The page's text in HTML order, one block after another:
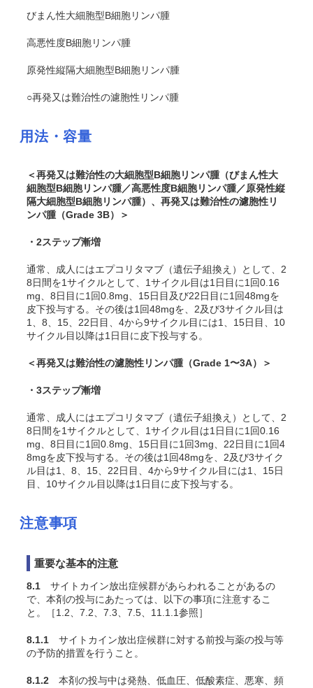
びまん性大細胞型B細胞リンパ腫
高悪性度B細胞リンパ腫
原発性縦隔大細胞型B細胞リンパ腫
○再発又は難治性の濾胞性リンパ腫
用法・容量
＜再発又は難治性の大細胞型B細胞リンパ腫（びまん性大
細胞型B細胞リンパ腫／高悪性度B細胞リンパ腫／原発性縦
隔大細胞型B細胞リンパ腫）、再発又は難治性の濾胞性リ
ンパ腫（Grade 3B）＞
・2ステップ漸増
通常、成人にはエプコリタマブ（遺伝子組換え）として、2
8日間を1サイクルとして、1サイクル目は1日目に1回0.16
mg、8日目に1回0.8mg、15日目及び22日目に1回48mgを
皮下投与する。その後は1回48mgを、2及び3サイクル目は
1、8、15、22日目、4から9サイクル目には1、15日目、10
サイクル目以降は1日目に皮下投与する。
＜再発又は難治性の濾胞性リンパ腫（Grade 1〜3A）＞
・3ステップ漸増
通常、成人にはエプコリタマブ（遺伝子組換え）として、2
8日間を1サイクルとして、1サイクル目は1日目に1回0.16
mg、8日目に1回0.8mg、 15日目に1回3mg、 22日目に1回4
8mgを皮下投与する。その後は1回48mgを、2及び3サイク
ル目は1、8、15、22日目、4から9サイクル目には1、15日
目、10サイクル目以降は1日目に皮下投与する。
注意事項
重要な基本的注意
8.1 サイトカイン放出症候群があらわれることがあるの
で、本剤の投与にあたっては、以下の事項に注意するこ
と。［1.2、7.2、7.3、7.5、11.1.1参照］
8.1.1 サイトカイン放出症候群に対する前投与薬の投与等
の予防的措置を行うこと。
8.1.2 本剤の投与中は発熱、低血圧、低酸素症、悪寒、頻